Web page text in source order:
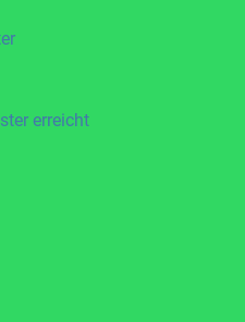
erreicht